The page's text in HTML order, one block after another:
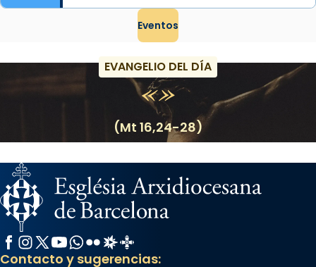
Eventos
EVANGELIO DEL DÍA
(Mt 16,24-28)
Facebook
Instagram
X / Twitter
YouTube
WhatsApp
FlickrRadio Estel
Catalunya Cristiana
Contacto y sugerencias: